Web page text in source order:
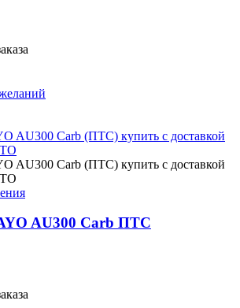
AU300 Carb ПТС